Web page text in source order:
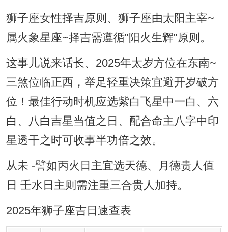
狮子座女性择吉原则、狮子座由太阳主宰~
属火象星座~择吉需遵循"阳火生辉"原则。
这事儿说来话长、2025年太岁方位在东南~
三煞位临正西，举足轻重决策宜避开岁破方
位！最佳行动时机应选紫白飞星中一白、六
白、八白吉星当值之日、配合命主八字中印
星透干之时可收事半功倍之效。
从未 -譬如丙火日主宜选天德、月德贵人值
日 壬水日主则需注重三合贵人加持。
2025年狮子座吉日速查表